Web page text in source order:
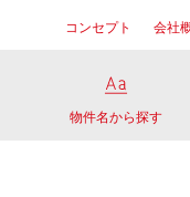
コンセプト 会社
物件名から探す